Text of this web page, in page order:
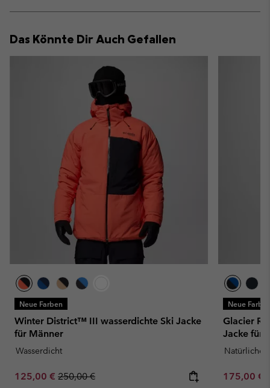
or
Das Könnte Dir Auch Gefallen
Neue Farben
Winter District™ III wasserdichte Ski Jacke
für Männer
Wasserdicht
Sale price:
125,00 € Regular price:
250,00 €
Neue
Glacier
Jacke für
Natürliche
Minimum
175,00 €